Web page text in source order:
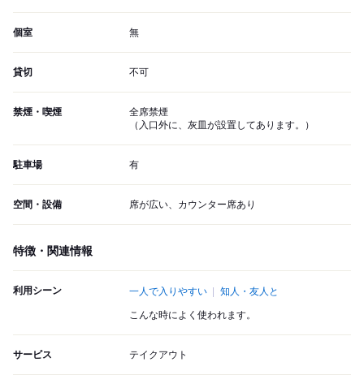
個室 無
貸切 不可
禁煙・喫煙
全席禁煙
（入口外に、灰皿が設置してあります。）
駐車場 有
空間・設備 席が広い、カウンター席あり
特徴・関連情報
利用シーン 一人で入りやすい 知人・友人と
こんな時によく使われます。
サービス テイクアウト